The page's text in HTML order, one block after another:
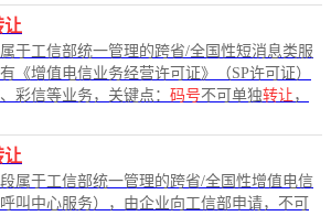
让
属于工信部统一管理的跨省/全国性短消息类服
《增值电信业务经营许可证》（SP许可证）
彩信等业务，关键点： 码号不可单独转让 ，
让
段属于工信部统一管理的跨省/全国性增值电信
呼叫中心服务），由企业向工信部申请，不可